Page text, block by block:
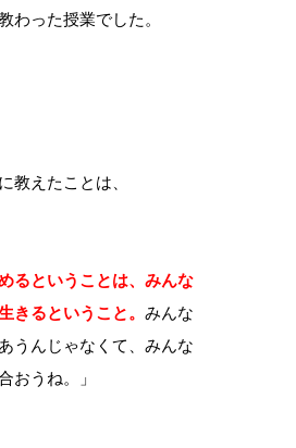
わった授業でした。
教えたことは、
るということは、みんな
きるということ。 みんな
うんじゃなくて、みんな
おうね。」